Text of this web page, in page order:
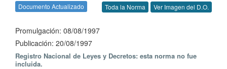
Documento Actualizado Toda la Norma Ver Imagen del D.O.
Promulgación: 08/08/1997
Publicación: 20/08/1997
Registro Nacional de Leyes y Decretos: esta norma no fue
incluida.